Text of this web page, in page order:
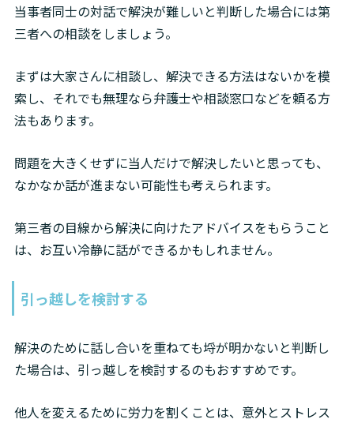
当事者同士の対話で解決が難しいと判断した場合には第
三者への相談をしましょう。
まずは大家さんに相談し、解決できる方法はないかを模
索し、それでも無理なら弁護士や相談窓口などを頼る方
法もあります。
問題を大きくせずに当人だけで解決したいと思っても、
なかなか話が進まない可能性も考えられます。
第三者の目線から解決に向けたアドバイスをもらうこと
は、お互い冷静に話ができるかもしれません。
引っ越しを検討する
解決のために話し合いを重ねても埒が明かないと判断し
た場合は、引っ越しを検討するのもおすすめです。
他人を変えるために労力を割くことは、意外とストレス